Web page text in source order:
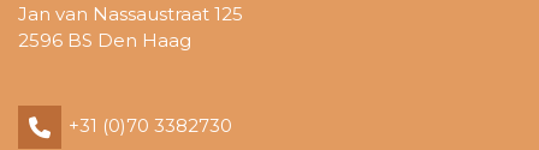
Jan van Nassaustraat 125
2596 BS Den Haag
+31 (0)70 3382730